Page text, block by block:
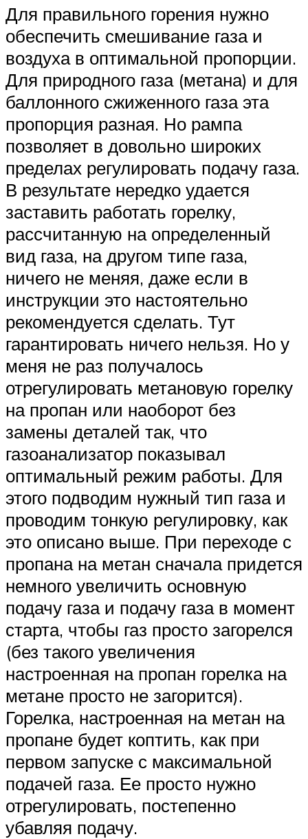
Для правильного горения нужно
обеспечить смешивание газа и
воздуха в оптимальной пропорции.
Для природного газа (метана) и для
баллонного сжиженного газа эта
пропорция разная. Но рампа
позволяет в довольно широких
пределах регулировать подачу газа.
В результате нередко удается
заставить работать горелку,
рассчитанную на определенный
вид газа, на другом типе газа,
ничего не меняя, даже если в
инструкции это настоятельно
рекомендуется сделать. Тут
гарантировать ничего нельзя. Но у
меня не раз получалось
отрегулировать метановую горелку
на пропан или наоборот без
замены деталей так, что
газоанализатор показывал
оптимальный режим работы. Для
этого подводим нужный тип газа и
проводим тонкую регулировку, как
это описано выше. При переходе с
пропана на метан сначала придется
немного увеличить основную
подачу газа и подачу газа в момент
старта, чтобы газ просто загорелся
(без такого увеличения
настроенная на пропан горелка на
метане просто не загорится).
Горелка, настроенная на метан на
пропане будет коптить, как при
первом запуске с максимальной
подачей газа. Ее просто нужно
отрегулировать, постепенно
убавляя подачу.